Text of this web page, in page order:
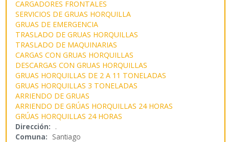
CARGADORES FRONTALES
SERVICIOS DE GRUAS HORQUILLA
GRUAS DE EMERGENCIA
TRASLADO DE GRUAS HORQUILLAS
TRASLADO DE MAQUINARIAS
CARGAS CON GRUAS HORQUILLAS
DESCARGAS CON GRUAS HORQUILLAS
GRUAS HORQUILLAS DE 2 A 11 TONELADAS
GRUAS HORQUILLAS 3 TONELADAS
ARRIENDO DE GRUAS
ARRIENDO DE GRÚAS HORQUILLAS 24 HORAS
GRÚAS HORQUILLAS 24 HORAS
Dirección: .
Comuna: Santiago